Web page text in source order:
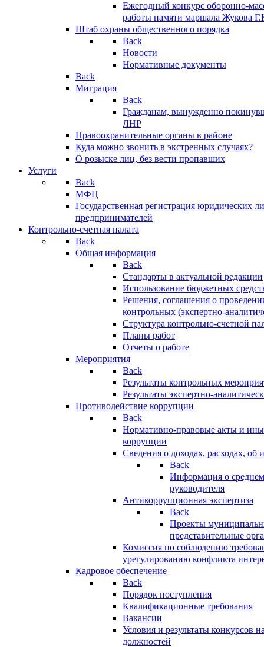
Ежегодный конкурс оборонно-
работы памяти маршала Жукова
Штаб охраны общественного порядка
Back
Новости
Нормативные документы
Back
Миграция
Back
Гражданам, вынужденно
ЛНР
Правоохранительные органы в районе
Куда можно звонить в экстренных случаях?
О розыске лиц, без вести пропавших
Услуги
Back
МФЦ
Государственная регистрация юридических
предпринимателей
Контрольно-счетная палата
Back
Общая информация
Back
Стандарты в актуальной редакции
Использование бюджетных
Решения, соглашения о
контрольных (экспертно-
Структура контрольно-счетной
Планы работ
Отчеты о работе
Мероприятия
Back
Результаты контрольных
Результаты экспертно-
Противодействие коррупции
Back
Нормативно-правовые акты и
коррупции
Сведения о доходах, расходах, об
Back
Информация о
руководителя
Антикоррупционная экспертиза
Back
Проекты
представительные
Комиссия по соблюдению
урегулированию конфликта
Кадровое обеспечение
Back
Порядок поступления
Квалификационные требования
Вакансии
Условия и результаты конкурсов
должностей